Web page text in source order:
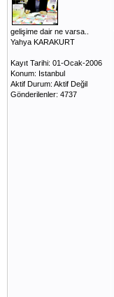
gelişime dair ne varsa..
Yahya KARAKURT
Kayıt Tarihi: 01-Ocak-2006
Konum: Istanbul
Aktif Durum: Aktif Değil
Gönderilenler: 4737